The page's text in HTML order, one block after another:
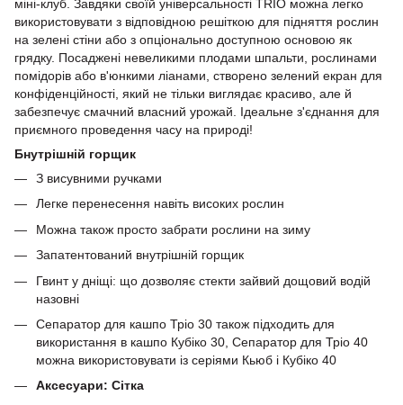
міні-клуб. Завдяки своїй універсальності TRIO можна легко
використовувати з відповідною решіткою для підняття рослин
на зелені стіни або з опціонально доступною основою як
грядку. Посаджені невеликими плодами шпальти, рослинами
помідорів або в'юнкими ліанами, створено зелений екран для
конфіденційності, який не тільки виглядає красиво, але й
забезпечує смачний власний урожай. Ідеальне з'єднання для
приємного проведення часу на природі!
Бнутрішній горщик
З висувними ручками
Легке перенесення навіть високих рослин
Можна також просто забрати рослини на зиму
Запатентований внутрішній горщик
Гвинт у дніщі: що дозволяє стекти зайвий дощовий водій
назовні
Сепаратор для кашпо Тріо 30 також підходить для
використання в кашпо Кубіко 30, Сепаратор для Тріо 40
можна використовувати із серіями Кьюб і Кубіко 40
Аксесуари: Сітка